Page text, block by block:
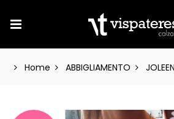
Home ABBIGLIAMENTO JOLEEN